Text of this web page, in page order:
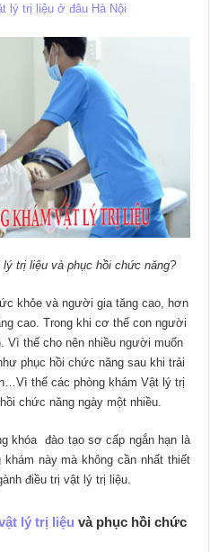
lý trị liệu ở đâu Hà Nội
trị liệu và phục hồi chức năng?
khỏe và người gia tăng cao, hơn
cao. Trong khi cơ thể con người
Vì thế cho nên nhiều người muốn
phục hồi chức năng sau khi trải
thế các phòng khám Vật lý trị
chức năng ngày một nhiều.
khóa đào tạo sơ cấp ngắn hạn là
này mà không cần nhất thiết
điều trị vật lý trị liệu.
lý trị liệu và phục hồi chức